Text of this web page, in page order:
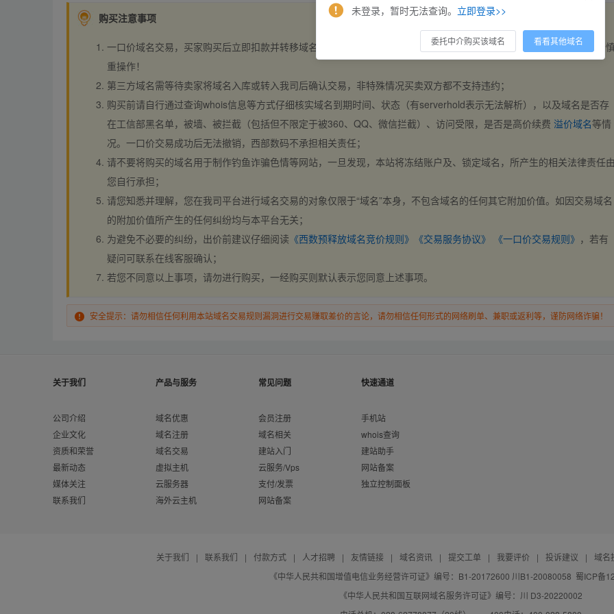
购买注意事项
一口价域名交易，买家购买后立即扣款并转移域名，交易自动完成。买卖双方都不支持违约，一旦出价不支持撤销，请
重操作！
第三方域名需等待卖家将域名入库或转入我司后确认交易，非特殊情况买卖双方都不支持违约；
购买前请自行通过查询whois信息等方式仔细核实域名到期时间、状态（有serverhold表示无法解析），以及域名是否存
在工信部黑名单，被墙、被拦截（包括但不限定于被360、QQ、微信拦截）、访问受限，是否是高价续费 溢价域名等情
况。一口价交易成功后无法撤销，西部数码不承担相关责任；
请不要将购买的域名用于制作钓鱼诈骗色情等网站，一旦发现，本站将冻结账户及、锁定域名，所产生的相关法律责任
您自行承担；
请您知悉并理解，您在我司平台进行域名交易的对象仅限于“域名”本身，不包含域名的任何其它附加价值。如因交易域名
的附加价值所产生的任何纠纷均与本平台无关；
为避免不必要的纠纷，出价前建议仔细阅读 《西数预释放域名竞价规则》 《交易服务协议》 《一口价交易规则》 ，若有
疑问可联系在线客服确认；
若您不同意以上事项，请勿进行购买，一经购买则默认表示您同意上述事项。
安全提示：请勿相信任何利用本站域名交易规则漏洞进行交易赚取差价的言论，请勿相信任何形式的网络刷单、兼职或返利等，谨防网络诈骗！
关于我们
公司介绍
企业文化
资质和荣誉
最新动态
媒体关注
联系我们
产品与服务
域名优惠
域名注册
域名交易
虚拟主机
云服务器
海外云主机
常见问题
会员注册
域名相关
建站入门
云服务/Vps
支付/发票
网站备案
快速通道
手机站
whois查询
建站助手
网站备案
独立控制面板
关于我们 | 联系我们 | 付款方式 | 人才招聘 | 友情链接 | 域名资讯 | 提交工单 | 我要评价 | 投诉建议 |
域名
《中华人民共和国增值电信业务经营许可证》编号：B1-20172600 川B1-20080058 蜀ICP备
《中华人民共和国互联网域名服务许可证》编号：川 D3-20220002
未登录，暂时无法查询。 立即登录>>
委托中介购买该域名 看看其他域名